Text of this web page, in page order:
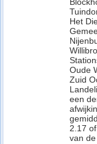
Het
Oude
Zuid
een
2.17
van de